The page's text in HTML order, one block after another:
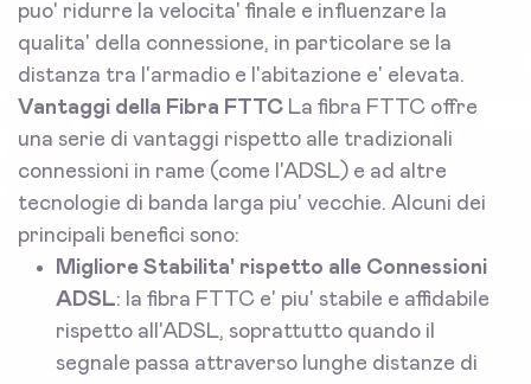
puo' ridurre la velocita' finale e influenzare la
qualita' della connessione, in particolare se la
distanza tra l'armadio e l'abitazione e' elevata.
Vantaggi della Fibra FTTC La fibra FTTC offre
una serie di vantaggi rispetto alle tradizionali
connessioni in rame (come l'ADSL) e ad altre
tecnologie di banda larga piu' vecchie. Alcuni dei
principali benefici sono:
Migliore Stabilita' rispetto alle Connessioni
ADSL: la fibra FTTC e' piu' stabile e affidabile
rispetto all'ADSL, soprattutto quando il
segnale passa attraverso lunghe distanze di